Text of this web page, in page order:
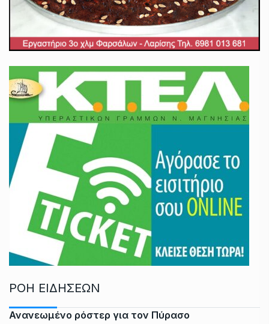
ΡΟΗ ΕΙΔΗΣΕΩΝ
Ανανεωμένο ρόστερ για τον Πύρασο